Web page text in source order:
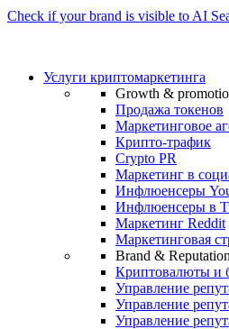
Check if your brand is visible to AI
Услуги криптомаркетинга
Growth &
Продажа токенов
Маркетинговое
Крипто-трафик
Crypto PR
Маркетинг в
Инфлюенсеры
Инфлюенсеры в
Маркетинг Reddit
Маркетинговая
Brand & Reputation
Криптовалюты и
Управление
Управление
Управление